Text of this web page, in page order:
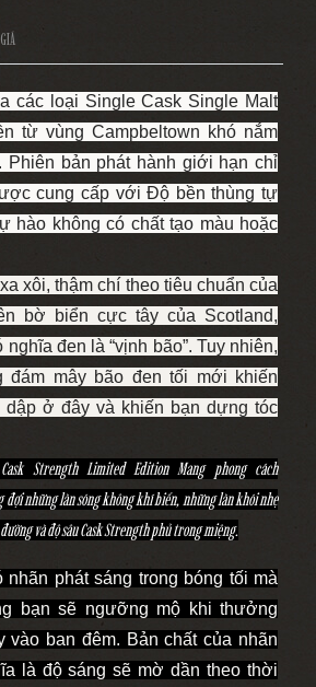
các loại Single Cask Single Malt
từ vùng Campbeltown khó nắm
Phiên bản phát hành giới hạn chỉ
cung cấp với Độ bền thùng tự
hào không có chất tạo màu hoặc
xôi, thậm chí theo tiêu chuẩn của
bờ biển cực tây của Scotland,
đen là “vịnh bão”. Tuy nhiên,
đám mây bão đen tối mới khiến
dập ở đây và khiến bạn dựng tóc
Strength Limited Edition Mang phong cách
đợi những làn sóng không khí biển, những làn khói nhẹ
và độ sâu Cask Strength phủ trong miệng.
nhãn phát sáng trong bóng tối mà
bạn sẽ ngưỡng mộ khi thưởng
vào ban đêm. Bản chất của nhãn
là độ sáng sẽ mờ dần theo thời